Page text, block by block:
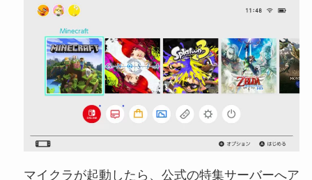
マイクラが起動したら、公式の特集サーバーへア